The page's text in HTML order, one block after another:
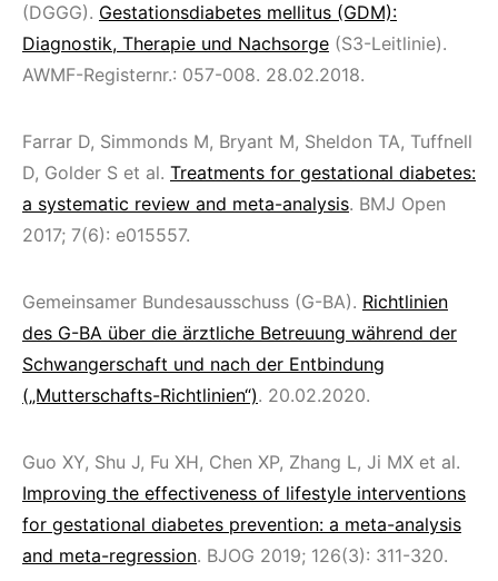
(DGGG). Gestationsdiabetes mellitus (GDM):
Diagnostik, Therapie und Nachsorge (S3-Leitlinie).
AWMF-Registernr.: 057-008. 28.02.2018.
Farrar D, Simmonds M, Bryant M, Sheldon TA, Tuffnell
D, Golder S et al. Treatments for gestational diabetes:
a systematic review and meta-analysis. BMJ Open
2017; 7(6): e015557.
Gemeinsamer Bundesausschuss (G-BA). Richtlinien
des G-BA über die ärztliche Betreuung während der
Schwangerschaft und nach der Entbindung
(„Mutterschafts-Richtlinien“). 20.02.2020.
Guo XY, Shu J, Fu XH, Chen XP, Zhang L, Ji MX et al.
Improving the effectiveness of lifestyle interventions
for gestational diabetes prevention: a meta-analysis
and meta-regression. BJOG 2019; 126(3): 311-320.